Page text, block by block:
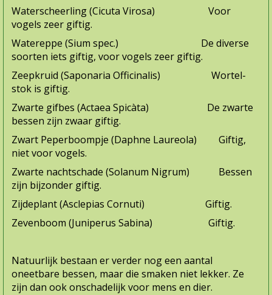
Waterscheerling (Cicuta Virosa) Voor
vogels zeer giftig.
Watereppe (Sium spec.) De diverse
soorten iets giftig, voor vogels zeer giftig.
Zeepkruid (Saponaria Officinalis) Wortel­
stok is giftig.
Zwarte gifbes (Actaea Spicàta) De zwar­te
bessen zijn zwaar giftig.
Zwart Peperboompje (Daphne Laureola) Giftig,
niet voor vogels.
Zwarte nachtschade (Solanum Nigrum) Bessen
zijn bijzonder giftig.
Zijdeplant (Asclepias Cornuti) Giftig.
Zevenboom (Juniperus Sabina) Giftig.
Natuurlijk bestaan er verder nog een aantal
oneetbare bessen, maar die smaken niet lekker. Ze
zijn dan ook onschadelijk voor mens en dier.